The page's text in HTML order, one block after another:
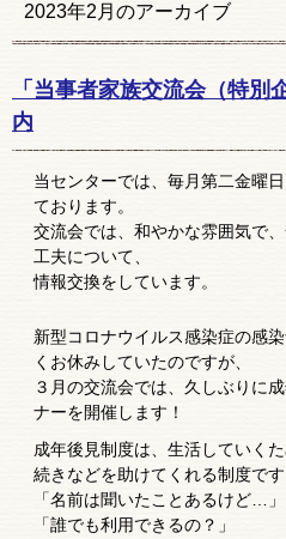
2023年2月 のアーカイブ
「当事者家族交流会（特別
内
当センターでは、毎月第二金曜
ております。
交流会では、和やかな雰囲気で
工夫について、
情報交換をしています。
新型コロナウイルス感染症の感
くお休みしていたのですが、
３月の交流会では、久しぶりに
ナーを開催します！
成年後見制度は、生活していく
続きなどを助けてくれる制度です
「名前は聞いたことあるけど…」
「誰でも利用できるの？」